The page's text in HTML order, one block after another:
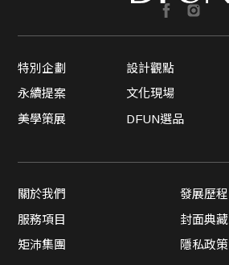
特別企劃 設計觀點
永續提案
文化現場
美學策展
DFUN選品
關於我們
發展歷程
服務項目
封面典藏
矩沛集團
隱私政策